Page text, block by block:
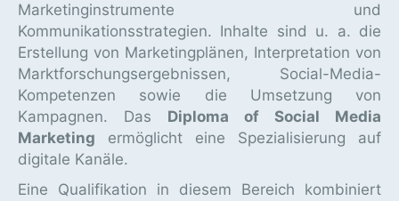
Marketinginstrumente und
Kommunikationsstrategien. Inhalte sind u. a. die
Erstellung von Marketingplänen, Interpretation von
Marktforschungsergebnissen, Social-Media-
Kompetenzen sowie die Umsetzung von
Kampagnen. Das Diploma of Social Media
Marketing ermöglicht eine Spezialisierung auf
digitale Kanäle.
Eine Qualifikation in diesem Bereich kombiniert